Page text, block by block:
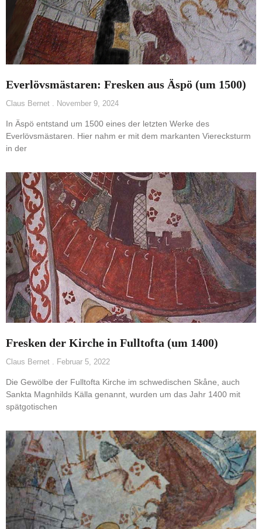
Everlövsmästaren: Fresken aus Äspö (um 1500)
Claus Bernet November 9, 2024
In Äspö entstand um 1500 eines der letzten Werke des
Everlövsmästaren. Hier nahm er mit dem markanten Vierecksturm
in der
Fresken der Kirche in Fulltofta (um 1400)
Claus Bernet Februar 5, 2022
Die Gewölbe der Fulltofta Kirche im schwedischen Skåne, auch
Sankta Magnhilds Källa genannt, wurden um das Jahr 1400 mit
spätgotischen